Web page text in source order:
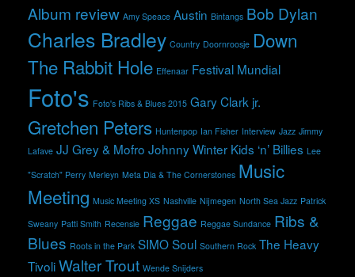
Album review Amy Speace Austin Bintangs Bob Dylan
Charles Bradley Country Doornroosje Down
The Rabbit Hole Effenaar Festival Mundial
Foto's Foto's Ribs & Blues 2015 Gary Clark jr.
Gretchen Peters Huntenpop Ian Fisher Interview Jazz Jimmy
Lafave JJ Grey & Mofro Johnny Winter Kids ‘n’ Billies Lee
"Scratch" Perry Merleyn Meta Dia & The Cornerstones Music
Meeting Music Meeting XS Nashville Nijmegen North Sea Jazz Patrick
Sweany Patti Smith Recensie Reggae Reggae Sundance Ribs &
Blues Roots in the Park SIMOSoul Southern Rock The Heavy
TivoliWalter Trout Wende Snijders